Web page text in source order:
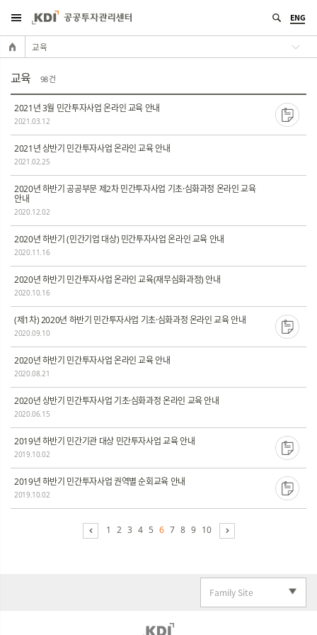
ENG
교육
교육 98 건
2021년 3월 민간투자사업 온라인 교육 안내
2021.03.12
2021년 상반기 민간투자사업 온라인 교육 안내
2021.02.25
2020년 하반기 공공부문 제2차 민간투자사업 기초·심화과정 온라인 교육
안내
2020.12.02
2020년 하반기 (민간기업 대상) 민간투자사업 온라인 교육 안내
2020.11.16
2020년 하반기 민간투자사업 온라인 교육(재무심화과정) 안내
2020.10.16
(제1차) 2020년 하반기 민간투자사업 기초·심화과정 온라인 교육 안내
2020.09.10
2020년 하반기 민간투자사업 온라인 교육 안내
2020.08.21
2020년 상반기 민간투자사업 기초·심화과정 온라인 교육 안내
2020.06.15
2019년 하반기 민간기관 대상 민간투자사업 교육 안내
2019.10.02
2019년 하반기 민간투자사업 권역별 순회교육 안내
2019.10.02
1 2 3 4 5 6 7 8 9 10
Family Site